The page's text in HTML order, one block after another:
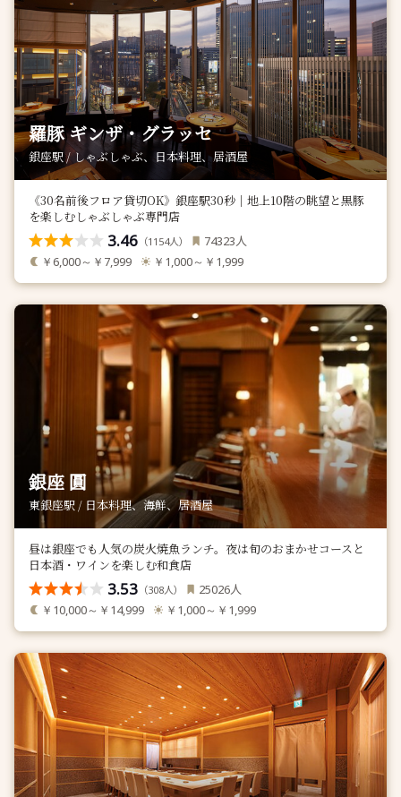
羅豚 ギンザ・グラッセ
銀座駅 / しゃぶしゃぶ、日本料理、居酒屋
《30名前後フロア貸切OK》銀座駅30秒｜地上10階の眺望と黒豚
を楽しむしゃぶしゃぶ専門店
3.46 （1154人） 74323人
￥6,000～￥7,999 ￥1,000～￥1,999
銀座 圓
東銀座駅 / 日本料理、海鮮、居酒屋
昼は銀座でも人気の炭火焼魚ランチ。夜は旬のおまかせコースと
日本酒・ワインを楽しむ和食店
3.53 （308人） 25026人
￥10,000～￥14,999 ￥1,000～￥1,999